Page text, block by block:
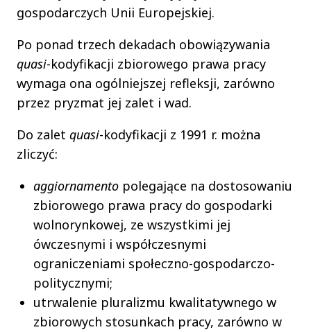
gospodarczych Unii Europejskiej.
Po ponad trzech dekadach obowiązywania
quasi-kodyfikacji zbiorowego prawa pracy
wymaga ona ogólniejszej refleksji, zarówno
przez pryzmat jej zalet i wad.
Do zalet quasi-kodyfikacji z 1991 r. można
zliczyć:
aggiornamento polegające na dostosowaniu
zbiorowego prawa pracy do gospodarki
wolnorynkowej, ze wszystkimi jej
ówczesnymi i współczesnymi
ograniczeniami społeczno-gospodarczo-
politycznymi;
utrwalenie pluralizmu kwalitatywnego w
zbiorowych stosunkach pracy, zarówno w